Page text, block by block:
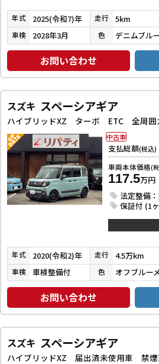
年式 2025(令和7)年 走行 5km
車検 2028年3月 色
お問い合わせ
スズキ スペーシアギア
支払総額(税込)
車両本体価格(
117.5万円
法定整備
保証付 (1
中古車
年式 2020(令和2)年 走行 4.5万km
車検 車検整備付 色
お問い合わせ
スズキ スペーシアギア